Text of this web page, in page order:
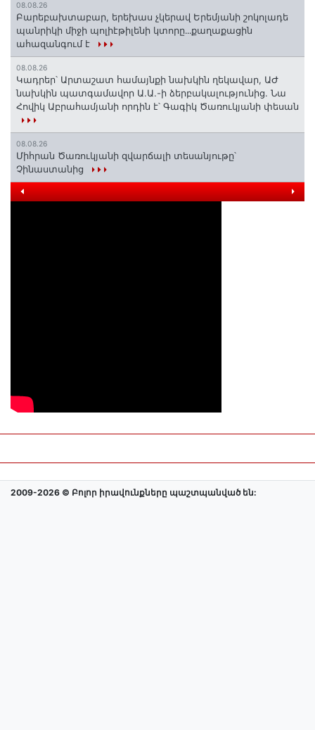
08.08.26
Բարեբախտաբար, երեխաս չկերավ Երեմյանի շոկոլադե
պանրիկի միջի պոլիէթիլենի կտորը․․․քաղաքացին
ահազանգում է
08.08.26
Կադրեր՝ Արտաշատ համայնքի նախկին ղեկավար, ԱԺ
նախկին պատգամավոր Ա.Ա.-ի ձերբակալությունից. Նա
Հովիկ Աբրահամյանի որդին է՝ Գագիկ Ծառուկյանի փեսան
08.08.26
Միհրան Ծառուկյանի զվարճալի տեսանյութը՝
Չինաստանից
2009-2026 © Բոլոր իրավունքները պաշտպանված են: